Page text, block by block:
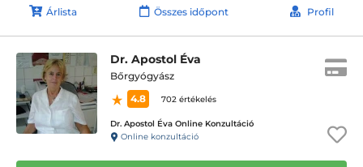
Árlista Összes időpont Profil
Dr. Apostol Éva
Bőrgyógyász
4.8
702 értékelés
Dr. Apostol Éva Online Konzultáció
Online konzultáció